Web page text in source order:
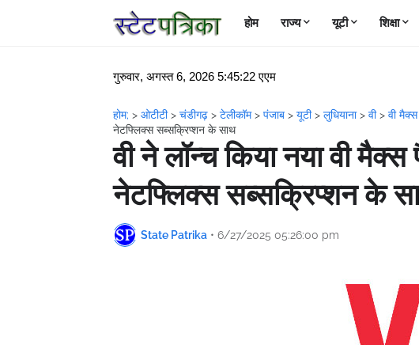
होम राज्य यूटी शिक्षा
गुरुवार, अगस्त 6, 2026 5:45:22 एएम
होम; > ओटीटी> चंडीगढ़ > टेलीकॉम> पंजाब > यूटी> लुधियाना> वी> वी मैक्स
नेटफ्लिक्स सब्सक्रिप्शन के साथ
वी ने लॉन्च किया नया वी
नेटफ्लिक्स सब्सक्रिप्शन के
State Patrika • 6/27/2025 05:26:00 pm